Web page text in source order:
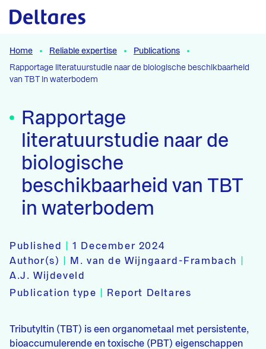
Naar hoofdcontent
Home Reliable expertise
Publications
Rapportage literatuurstudie naar de biologische beschikbaarheid
van TBT in waterbodem
Rapportage
literatuurstudie naar de
biologische
beschikbaarheid van TBT
in waterbodem
Published |1 December 2024
Author(s)
M. van de Wijngaard-Frambach
A.J. Wijdeveld
Publication type
Report Deltares
Tributyltin (TBT) is een organometaal met persistente,
bioaccumulerende en toxische (PBT) eigenschappen